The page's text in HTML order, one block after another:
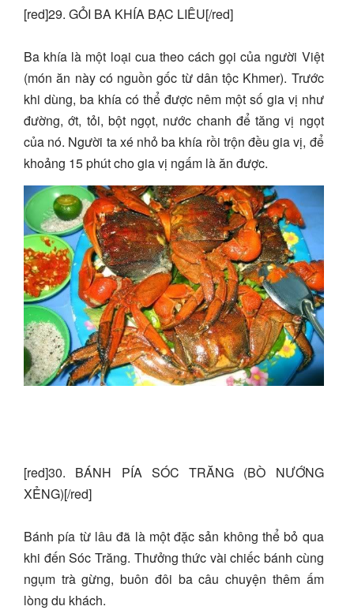
[red]29. GỎI BA KHÍA BẠC LIÊU[/red]
Ba khía là một loại cua theo cách gọi của người Việt
(món ăn này có nguồn gốc từ dân tộc Khmer). Trước
khi dùng, ba khía có thể được nêm một số gia vị như
đường, ớt, tỏi, bột ngọt, nước chanh để tăng vị ngọt
của nó. Người ta xé nhỏ ba khía rồi trộn đều gia vị, để
khoảng 15 phút cho gia vị ngấm là ăn được.
[red]30. BÁNH PÍA SÓC TRĂNG (BÒ NƯỚNG
XẺNG)[/red]
Bánh pía từ lâu đã là một đặc sản không thể bỏ qua
khi đến Sóc Trăng. Thưởng thức vài chiếc bánh cùng
ngụm trà gừng, buôn đôi ba câu chuyện thêm ấm
lòng du khách.